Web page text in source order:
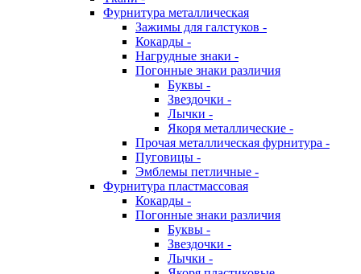
Фурнитура металлическая
Зажимы для галстуков -
Кокарды -
Нагрудные знаки -
Погонные знаки различия
Буквы -
Звездочки -
Лычки -
Якоря металлические -
Прочая металлическая фурнитура -
Пуговицы -
Эмблемы петличные -
Фурнитура пластмассовая
Кокарды -
Погонные знаки различия
Буквы -
Звездочки -
Лычки -